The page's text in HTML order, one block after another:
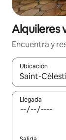
Alquileres
Encuentra y
Ubicación
Cuando los
Llegada